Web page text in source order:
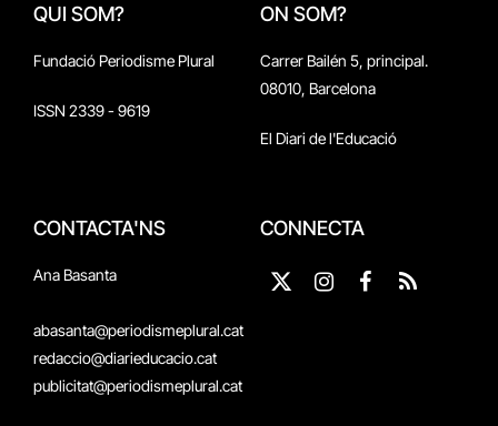
QUI SOM?
Fundació Periodisme Plural
ISSN 2339 - 9619
ON SOM?
Carrer Bailén 5, principal.
08010, Barcelona
El Diari de l'Educació
CONTACTA'NS
Ana Basanta
abasanta@periodismeplural.cat
redaccio@diarieducacio.cat
publicitat@periodismeplural.cat
CONNECTA
X
Instagram
Facebook
RSS